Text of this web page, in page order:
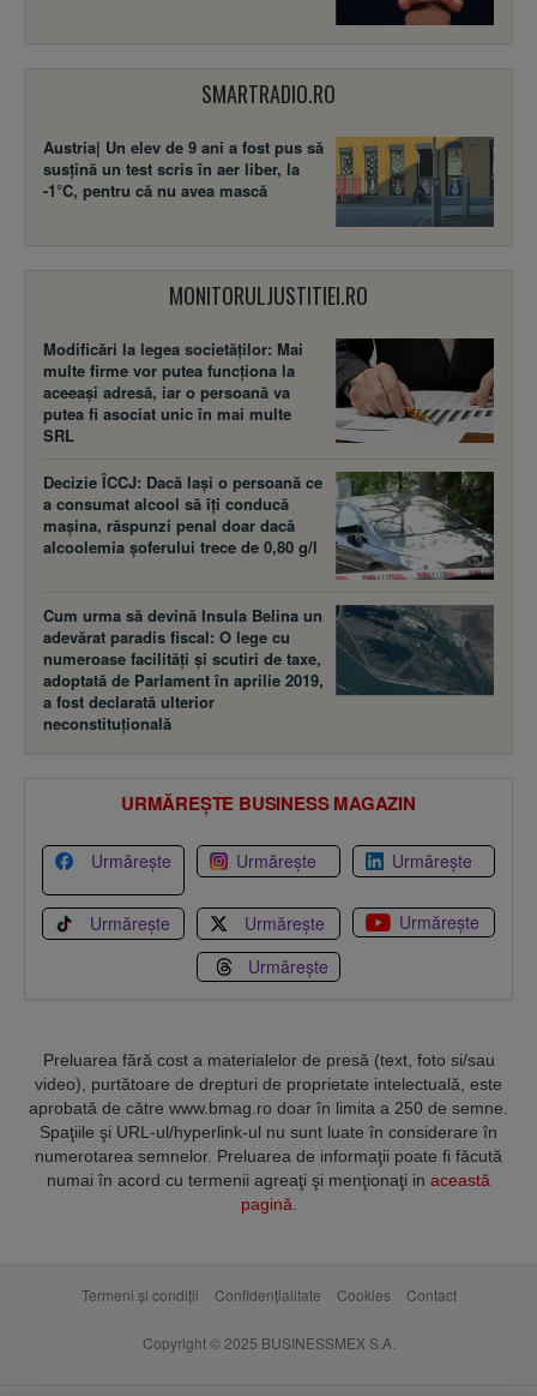
SMARTRADIO.RO
Austria| Un elev de 9 ani a fost pus să
susţină un test scris în aer liber, la
-1°C, pentru că nu avea mască
MONITORULJUSTITIEI.RO
Modificări la legea societăţilor: Mai
multe firme vor putea funcţiona la
aceeaşi adresă, iar o persoană va
putea fi asociat unic în mai multe
SRL
Decizie ÎCCJ: Dacă laşi o persoană ce
a consumat alcool să îţi conducă
maşina, răspunzi penal doar dacă
alcoolemia şoferului trece de 0,80 g/l
Cum urma să devină Insula Belina un
adevărat paradis fiscal: O lege cu
numeroase facilităţi şi scutiri de taxe,
adoptată de Parlament în aprilie 2019,
a fost declarată ulterior
neconstituţională
URMĂREȘTE BUSINESS MAGAZIN
Urmărește Urmărește Urmărește
Urmărește Urmărește
Urmărește
Urmărește
Preluarea fără cost a materialelor de presă (text, foto si/sau
video), purtătoare de drepturi de proprietate intelectuală, este
aprobată de către www.bmag.ro doar în limita a 250 de semne.
Spaţiile şi URL-ul/hyperlink-ul nu sunt luate în considerare în
numerotarea semnelor. Preluarea de informaţii poate fi făcută
numai în acord cu termenii agreaţi şi menţionaţi in această
pagină
Termeni și condiții Confidențialitate Cookies Contact
Copyright © 2025 BUSINESSMEX S.A.